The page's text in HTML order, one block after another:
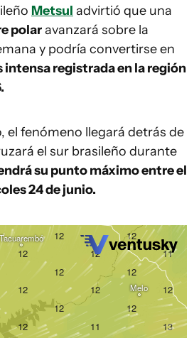
Metsul advirtió que una
polaravanzará sobre la
y podría convertirse en
intensa registrada en la región
el fenómeno llegará detrás de
el sur brasileño durante
su punto máximo entre el
24 de junio.